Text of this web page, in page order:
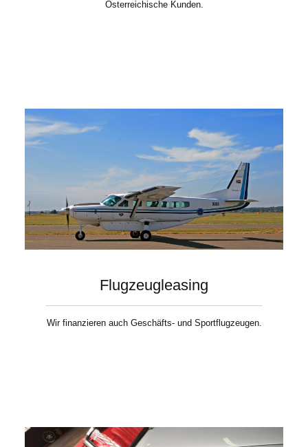
Österreichische Kunden.
Flugzeugleasing
Wir finanzieren auch Geschäfts- und Sportflugzeugen.